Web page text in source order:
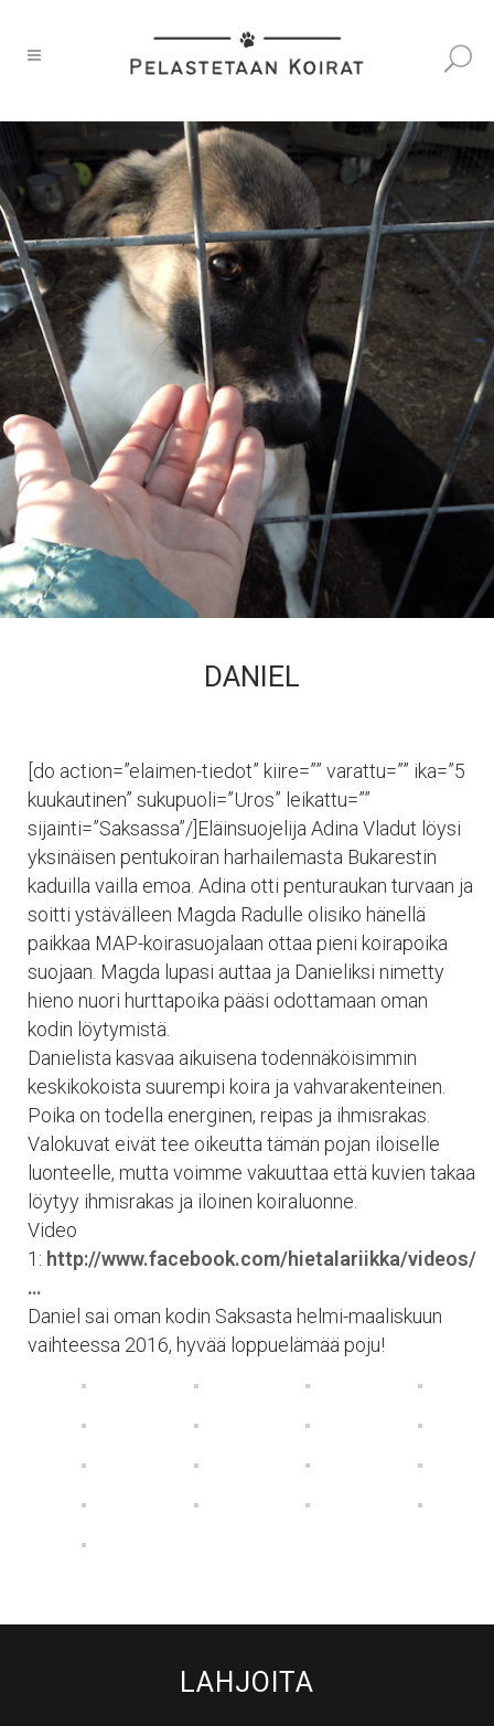
DANIEL
[do action=”elaimen-tiedot” kiire=”” varattu=”” ika=”5
kuukautinen” sukupuoli=”Uros” leikattu=””
sijainti=”Saksassa”/]Eläinsuojelija Adina Vladut löysi
yksinäisen pentukoiran harhailemasta Bukarestin
kaduilla vailla emoa. Adina otti penturaukan turvaan ja
soitti ystävälleen Magda Radulle olisiko hänellä
paikkaa MAP-koirasuojalaan ottaa pieni koirapoika
suojaan. Magda lupasi auttaa ja Danieliksi nimetty
hieno nuori hurttapoika pääsi odottamaan oman
kodin löytymistä.
Danielista kasvaa aikuisena todennäköisimmin
keskikokoista suurempi koira ja vahvarakenteinen.
Poika on todella energinen, reipas ja ihmisrakas.
Valokuvat eivät tee oikeutta tämän pojan iloiselle
luonteelle, mutta voimme vakuuttaa että kuvien takaa
löytyy ihmisrakas ja iloinen koiraluonne.
Video
1: http://www.facebook.com/hietalariikka/videos/
…
Daniel sai oman kodin Saksasta helmi-maaliskuun
vaihteessa 2016, hyvää loppuelämää poju!
LAHJOITA